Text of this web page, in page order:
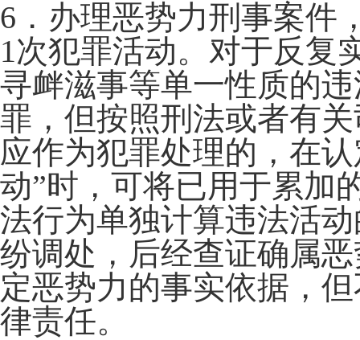
6．办理恶势力刑事案件
1次犯罪活动。对于反复
寻衅滋事等单一性质的
罪，但按照刑法或者有
应作为犯罪处理的，在
动”时，可将已用于累加
法行为单独计算违法活
纷调处，后经查证确属
定恶势力的事实依据，
律责任。